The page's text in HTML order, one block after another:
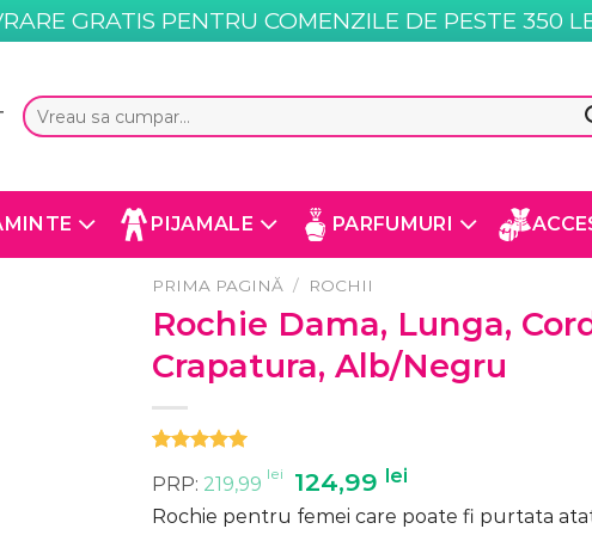
GRATIS PENTRU COMENZILE DE PESTE 350
Caută
după:
PIJAMALE PARFUMURI
PRIMA PAGINĂ / ROCHII
Rochie Dama, Lunga,
Crapatura, Alb/Negru
5.00din 5
pe baza a
evaluări de
PRP: 219,99 lei
Prețul
inițial
124,99 leiPrețul
curent
Rochie pentru femei care poate fi purtata